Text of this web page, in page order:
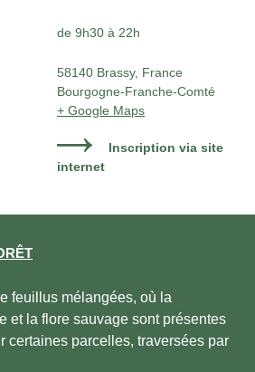
de 9h30 à 22h
58140 Brassy, France
Bourgogne-Franche-Comté
+ Google Maps
Inscription via site
internet
feuillus mélangées, où la
et la flore sauvage sont présentes
certaines parcelles, traversées par